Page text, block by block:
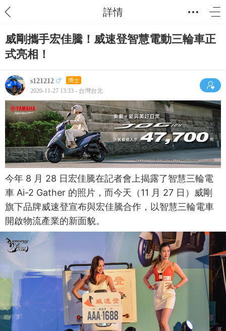
詳情
威剛攜手宏佳騰！威速登智慧電動三輪車正
式亮相！
s121212 博士
2020-11-27 13:33 - 台灣台北
今年 8 月 28 日宏佳騰在記者會上揭露了智慧三輪電
車 Ai-2 Gather 的照片，而今天（11 月 27 日）威剛
旗下品牌威速登宣布與宏佳騰合作，以智慧三輪電車
開啟物流產業的新面貌。